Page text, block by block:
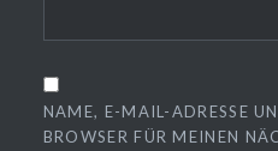
NAME, E-MAIL-ADRESSE
BROWSER FÜR MEINEN